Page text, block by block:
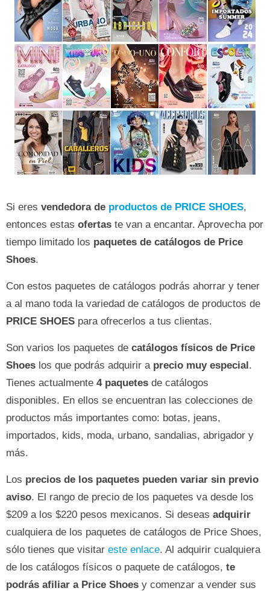
Si eres vendedora de productos de PRICE SHOES,
entonces estas ofertas te van a encantar. Aprovecha por
tiempo limitado los paquetes de catálogos de Price
Shoes.
Con estos paquetes de catálogos podrás ahorrar y tener
a al mano toda la variedad de catálogos de productos de
PRICE SHOES para ofrecerlos a tus clientas.
Son varios los paquetes de catálogos físicos de Price
Shoes los que podrás adquirir a precio muy especial.
Tienes actualmente 4 paquetes de catálogos
disponibles. En ellos se encuentran las colecciones de
productos más importantes como: botas, jeans,
importados, kids, moda, urbano, sandalias, abrigador y
más.
Los precios de los paquetes pueden variar sin previo
aviso. El rango de precio de los paquetes va desde los
$209 a los $220 pesos mexicanos. Si deseas adquirir
cualquiera de los paquetes de catálogos de Price Shoes,
sólo tienes que visitar este enlace. Al adquirir cualquiera
de los catálogos físicos o paquete de catálogos, te
podrás afiliar a Price Shoes y comenzar a vender sus